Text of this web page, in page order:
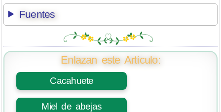
Fuentes
Enlazan este Artículo:
Cacahuete
Miel de abejas